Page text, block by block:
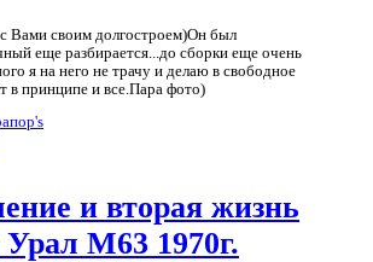
Вами своим долгостроем)Он был
еще разбирается...до сборки еще очень
я на него не трачу и делаю в свободное
в принципе и все.Пара фото)
и вторая жизнь
М63 1970г.